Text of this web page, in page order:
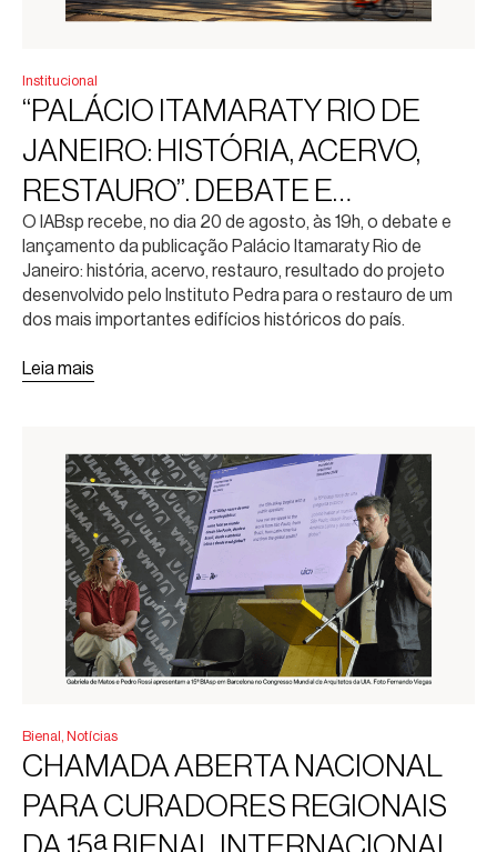
Institucional
“PALÁCIO ITAMARATY RIO DE
JANEIRO: HISTÓRIA, ACERVO,
RESTAURO”. DEBATE E
LANÇAMENTO DA PUBLICAÇÃO
O IABsp recebe, no dia 20 de agosto, às 19h, o debate e
lançamento da publicação Palácio Itamaraty Rio de
Janeiro: história, acervo, restauro, resultado do projeto
desenvolvido pelo Instituto Pedra para o restauro de um
dos mais importantes edifícios históricos do país.
Leia mais
Bienal Notícias
CHAMADA ABERTA NACIONAL
PARA CURADORES REGIONAIS